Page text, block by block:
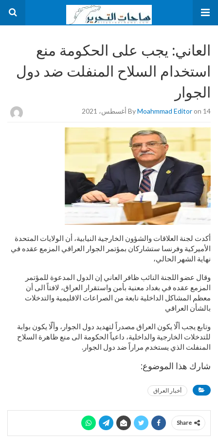
العاني: يجب على الحكومة منع
استخدام السلاح المنفلت ضد دول
الجوار
ByMoahmmad Editoron 14 أغسطس، 2021
أكدت لجنة العلاقات والشؤون الخارجية النيابية، أن الولايات المتحدة
الأميركية وفرنسا ستشاركان بمؤتمر الجوار العراقي المزمع عقده في
نهاية الشهر الحالي،
وقال عضو اللجنة النائب ظافر العاني إن الدول المدعوة للمؤتمر
المزمع عقده في بغداد معنية بأمن واستقرار العراق، لافتاً الى أن
معظم المشاكل الداخلية نابعة من الصراعات الاقليمية والتدخلات
بالشأن العراقي
وتابع يجب ألّا يكون العراق مصدراً لتهديد دول الجوار، وألّا يكون بوابة
للتدخلات الخارجية والداخلية، داعياً الحكومة الى منع ظاهرة السلاح
المنفلت الذي يستخدم مراراً ضد دول الجوار.
شارك هذا الموضوع:
أخبار العراق
Share